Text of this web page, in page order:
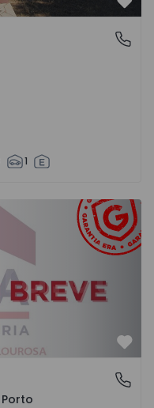
1
e Vilar do